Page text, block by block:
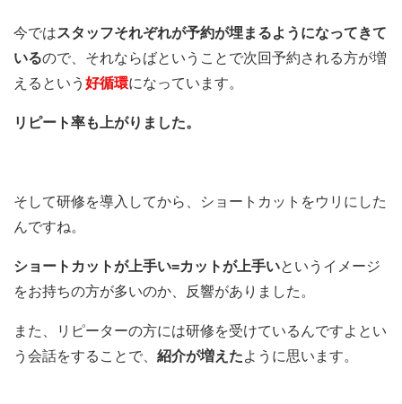
今ではスタッフそれぞれが予約が埋まるようになってきて
いるので、それならばということで次回予約される方が増
えるという 好循環になっています。
リピート率も上がりました。
そして研修を導入してから、ショートカットをウリにした
んですね。
ショートカットが上手い=カットが上手いというイメージ
をお持ちの方が多いのか、反響がありました。
また、リピーターの方には研修を受けているんですよとい
う会話をすることで、 紹介が増えたように思います。